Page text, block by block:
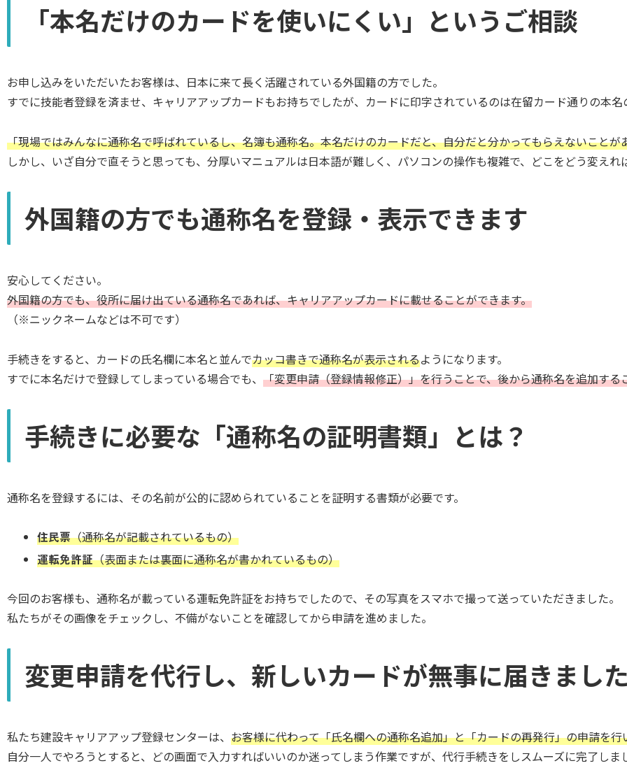
「本名だけのカードを使いにくい」というご相談
お申し込みをいただいたお客様は、日本に来て長く活躍されている外国籍の方でした。
すでに技能者登録を済ませ、キャリアアップカードもお持ちでしたが、カードに印字されているのは在留カード通りの本名
「現場ではみんなに通称名で呼ばれているし、名簿も通称名。本名だけのカードだと、自分だと分かってもらえないことが
しかし、いざ自分で直そうと思っても、分厚いマニュアルは日本語が難しく、パソコンの操作も複雑で、どこをどう変え
外国籍の方でも通称名を登録・表示できます
安心してください。
外国籍の方でも、役所に届け出ている通称名であれば、キャリアアップカードに載せることができます。
（※ニックネームなどは不可です）
手続きをすると、カードの氏名欄に本名と並んでカッコ書きで通称名が表示されるようになります。
すでに本名だけで登録してしまっている場合でも、 「変更申請（登録情報修正）」を行うことで、後から通称名を追加する
手続きに必要な「通称名の証明書類」とは？
通称名を登録するには、その名前が公的に認められていることを証明する書類が必要です。
住民票（通称名が記載されているもの）
運転免許証（表面または裏面に通称名が書かれているもの）
今回のお客様も、通称名が載っている運転免許証をお持ちでしたので、その写真をスマホで撮って送っていただきました。
私たちがその画像をチェックし、不備がないことを確認してから申請を進めました。
変更申請を代行し、新しいカードが無事に届きまし
私たち建設キャリアアップ登録センターは、 お客様に代わって「氏名欄への通称名追加」と「カードの再発行」の申請を行
自分一人でやろうとすると、どの画面で入力すればいいのか迷ってしまう作業ですが、代行手続きをしスムーズに完了しま